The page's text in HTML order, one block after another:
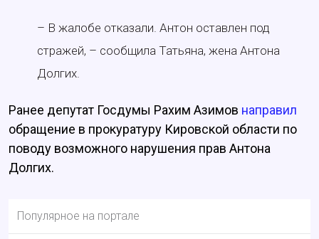
– В жалобе отказали. Антон оставлен под
стражей, – сообщила Татьяна, жена Антона
Долгих.
Ранее депутат Госдумы Рахим Азимов направил
обращение в прокуратуру Кировской области по
поводу возможного нарушения прав Антона
Долгих.
Популярное на портале